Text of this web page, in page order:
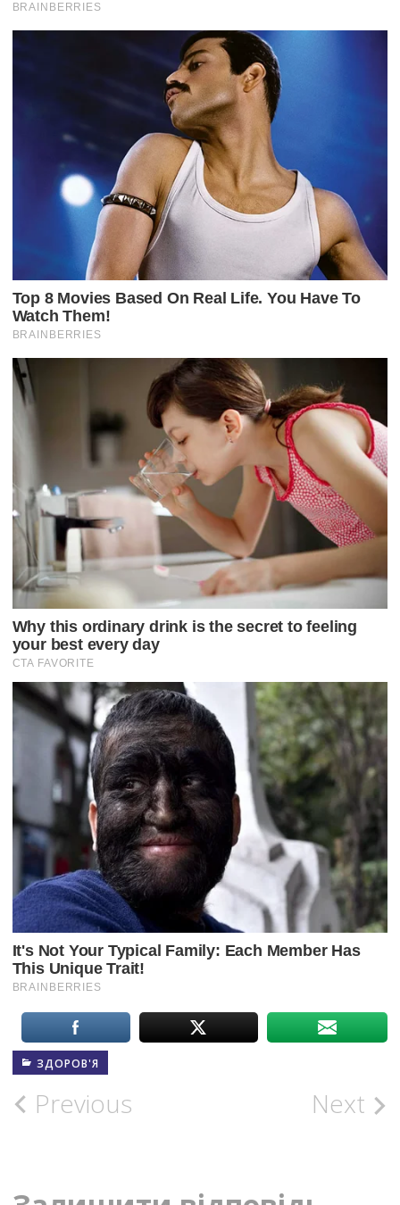
ЗДОРОВ'Я
Post
Previous Next